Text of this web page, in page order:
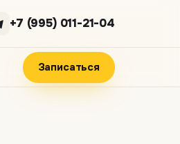
+7 (995) 011-21-04
Записаться